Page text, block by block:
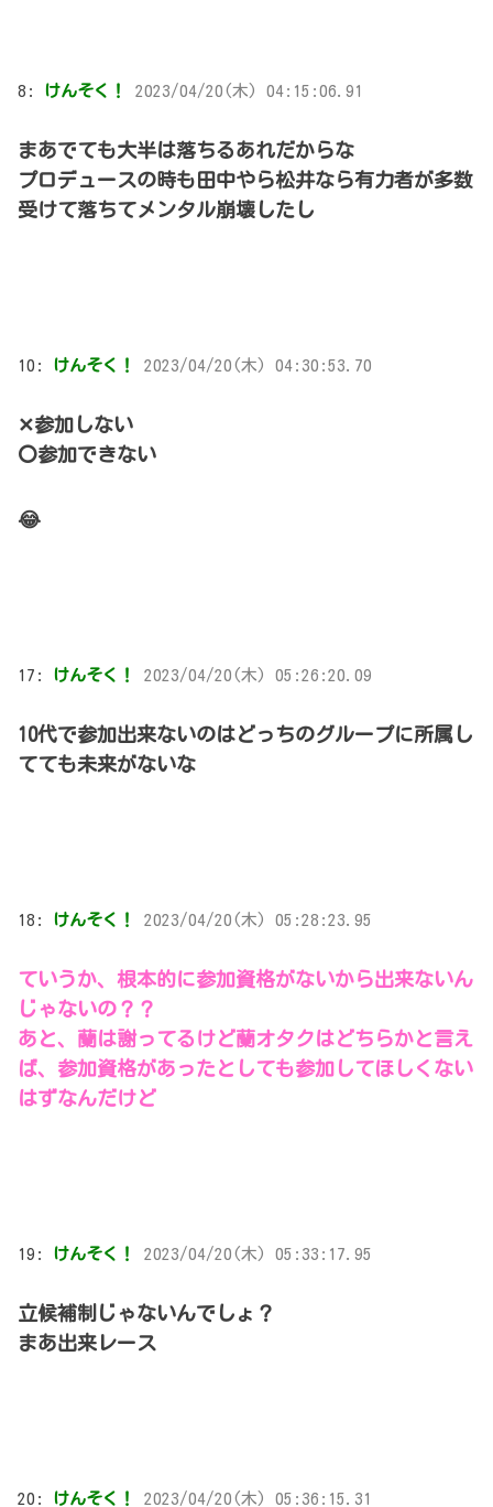
8: けんそく！ 2023/04/20(木) 04:15:06.91
まあでても大半は落ちるあれだからな
プロデュースの時も田中やら松井なら有力者が多数
受けて落ちてメンタル崩壊したし
10: けんそく！ 2023/04/20(木) 04:30:53.70
✕参加しない
〇参加できない
😂
17: けんそく！ 2023/04/20(木) 05:26:20.09
10代で参加出来ないのはどっちのグループに所属し
てても未来がないな
18: けんそく！ 2023/04/20(木) 05:28:23.95
ていうか、根本的に参加資格がないから出来ないん
じゃないの？？
あと、蘭は謝ってるけど蘭オタクはどちらかと言え
ば、参加資格があったとしても参加してほしくない
はずなんだけど
19: けんそく！ 2023/04/20(木) 05:33:17.95
立候補制じゃないんでしょ？
まあ出来レース
20: けんそく！ 2023/04/20(木) 05:36:15.31